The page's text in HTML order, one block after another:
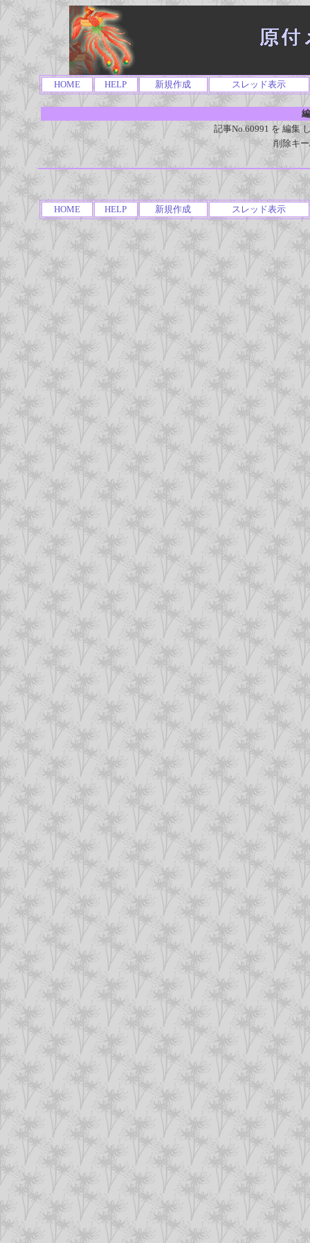
HOME HELP 新規作成 スレッド表示
記事No.60991 を 編集
削除キ
HOME HELP 新規作成 スレッド表示